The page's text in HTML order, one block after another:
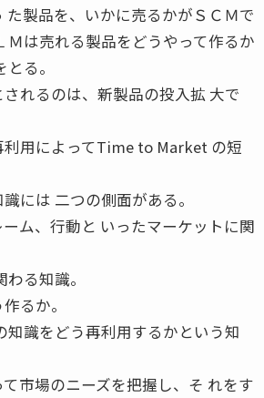
た製品を、いかに売るかがＳＣＭで
Ｍは売れる製品をどうやって作るか
る。
れるのは、新製品の投入拡 大で
利用によってTime to Market の短
には 二つの側面がある。
ム、行動と いったマーケットに関
る知識。
るか。
知識をどう再利用するかという知
て市場のニーズを把握し、そ れをす